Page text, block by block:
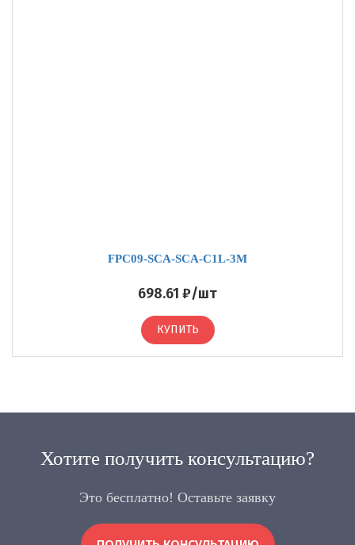
FPC09-SCA-SCA-C1L-3M
698.61 ₽/шт
КУПИТЬ
Хотите получить консультацию?
Это бесплатно! Оставьте заявку